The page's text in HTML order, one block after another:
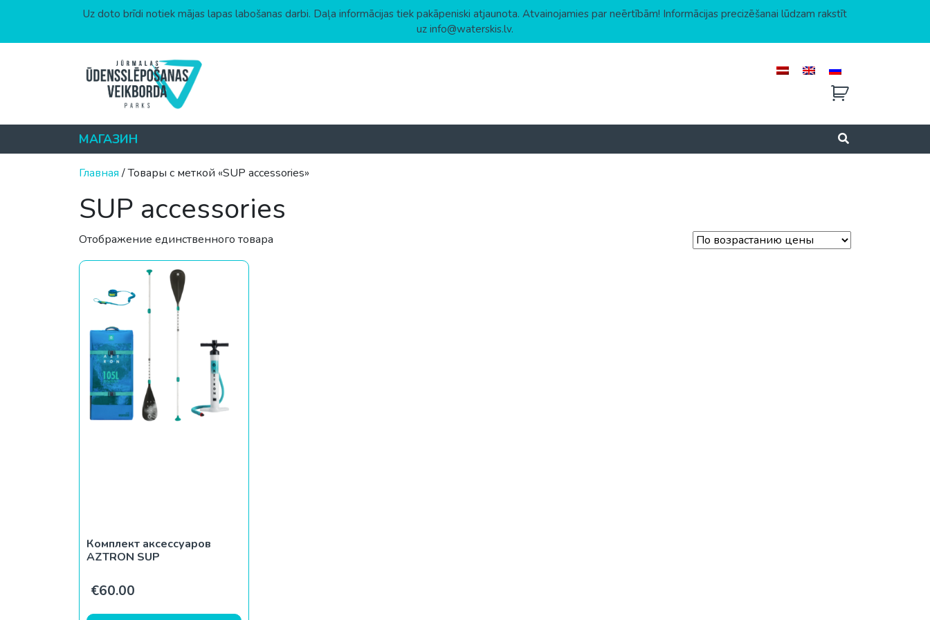
Uz doto brīdi notiek mājas lapas labošanas darbi. Daļa informācijas tiek pakāpeniski atjaunota. Atvainojamies par neērtībām! Informācijas precizēšanai lūdzam rakstīt
uz info@waterskis.lv.
МАГАЗИН
Главная/ Товары с меткой «SUP accessories»
SUP accessories
Отображение единственного товара
Комплект аксессуаров
AZTRON SUP
€60.00